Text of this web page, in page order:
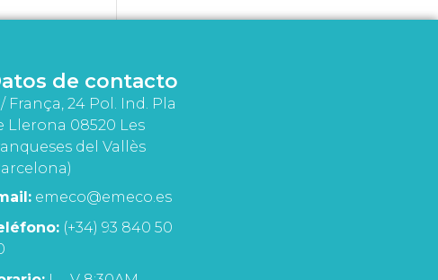
de contacto
França, 24 Pol. Ind. Pla
Llerona 08520 Les
del Vallès
emeco@emeco.es
(+34) 93 840 50